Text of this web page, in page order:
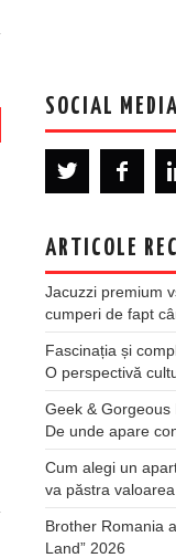
SOCIAL
ARTICOLE
Jacuzzi premium
cumperi de fapt
Fascinația și
O perspectivă
Geek & Gorgeous
De unde apare
Cum alegi un
va păstra
Brother Romania
Land” 2026